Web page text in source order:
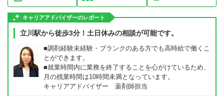
キャリアアドバイザーのレポート
立川駅から徒歩3分！土日休みの相談が可能です。
■調剤経験未経験・ブランクのある方でも高時給で働くこ
とができます。
■就業時間内に業務を終了することを心がけているため、
月の残業時間は10時間未満となっています。
キャリアアドバイザー 薬剤師担当